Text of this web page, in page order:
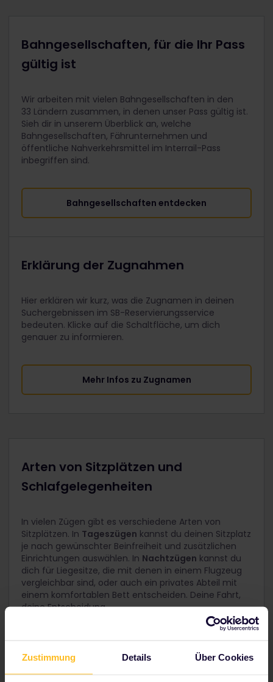
Zustimmung Details Über Cookies
Bahngesellschaften, für die Ihr Pass
gültig ist
Wir arbeiten mit vielen Bahngesellschaften in den
33 Ländern zusammen, in denen unser Pass gültig ist.
Sieh dir in unserem Überblick an, welche
Bahngesellschaften, Fährunternehmen und
öffentliche Nahverkehrsmittel im Interrail-Pass
inbegriffen sind.
Bahngesellschaften entdecken
Erklärung der Zugnahmen
Hier erklären wir kurz, was die Zugnamen in deinen
Suchergebnissen im SB-Reservierungsservice
bedeuten. Klicke auf die Schaltfläche, um dich
genauer zu informieren.
Mehr Infos zu Zugnamen
Arten von Sitzplätzen und
Schlafgelegenheiten
In vielen Zügen gibt es verschiedene Arten von
Sitzplätzen. In Tageszügen kannst du deinen Sitzplatz
je nach gewünschter Beinfreiheit und zusätzlichen
Einrichtungen auswählen. In Nachtzügen kannst du
dich für Liegesitze, die mit denen in einem Flugzeug
vergleichbar sind, oder auch ein privates Abteil mit
einem komfortablen Bett entscheiden. Deine Fahrt,
deine Entscheidung.